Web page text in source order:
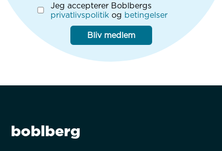
Jeg accepterer Boblbergs
privatlivspolitik og betingelser
Bliv medlem
boblberg